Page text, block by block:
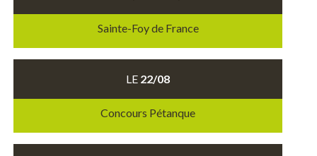
Sainte-Foy de France
LE 22/08
Concours Pétanque